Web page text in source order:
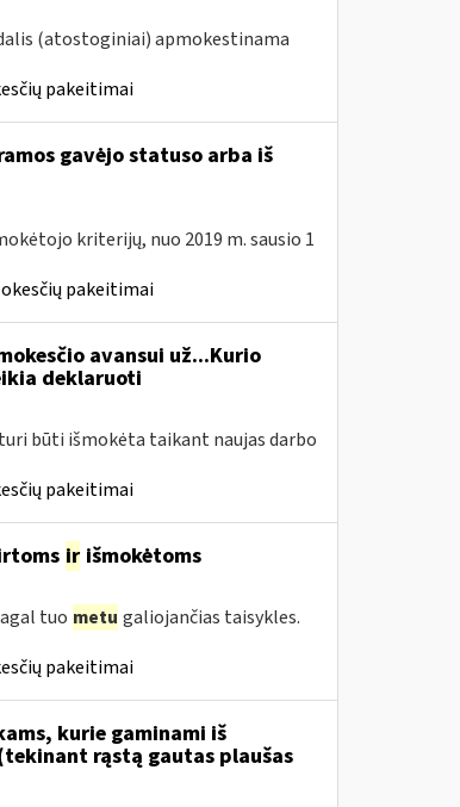
(atostoginiai) apmokestinama
pakeitimai
gavėjo statuso arba iš
kriterijų, nuo 2019 m. sausio 1
pakeitimai
avansui už...Kurio
deklaruoti
būti išmokėta taikant naujas darbo
pakeitimai
irišmokėtoms
tuo metu galiojančias taisykles.
pakeitimai
kurie gaminami iš
rąstą gautas plaušas